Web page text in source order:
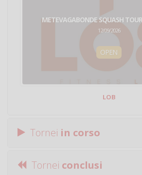
METEVAGABONDE SQUASH
12/09/2026
OPEN
LOB
Tornei in corso
Tornei conclusi